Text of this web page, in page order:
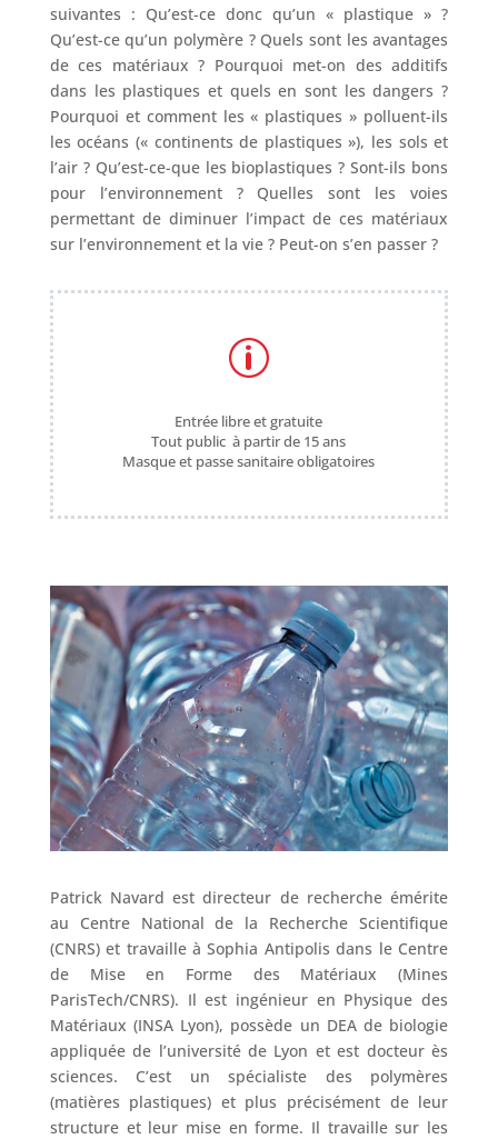
suivantes : Qu’est-ce donc qu’un « plastique » ?
Qu’est-ce qu’un polymère ? Quels sont les avantages
de ces matériaux ? Pourquoi met-on des additifs
dans les plastiques et quels en sont les dangers ?
Pourquoi et comment les « plastiques » polluent-ils
les océans (« continents de plastiques »), les sols et
l’air ? Qu’est-ce-que les bioplastiques ? Sont-ils bons
pour l’environnement ? Quelles sont les voies
permettant de diminuer l’impact de ces matériaux
sur l’environnement et la vie ? Peut-on s’en passer ?
p
Entrée libre et gratuite
Tout public à partir de 15 ans
Masque et passe sanitaire obligatoires
Patrick Navard est directeur de recherche émérite
au Centre National de la Recherche Scientifique
(CNRS) et travaille à Sophia Antipolis dans le Centre
de Mise en Forme des Matériaux (Mines
ParisTech/CNRS). Il est ingénieur en Physique des
Matériaux (INSA Lyon), possède un DEA de biologie
appliquée de l’université de Lyon et est docteur ès
sciences. C’est un spécialiste des polymères
(matières plastiques) et plus précisément de leur
structure et leur mise en forme. Il travaille sur les